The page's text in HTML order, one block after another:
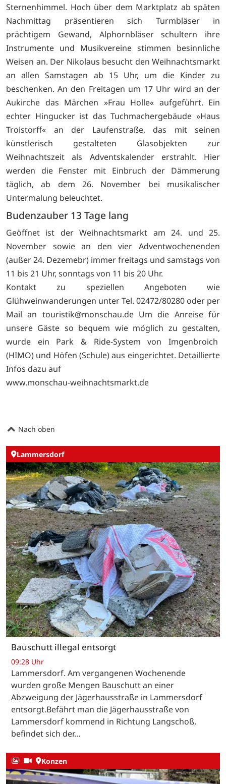
Sternenhimmel. Hoch über dem Marktplatz ab späten
Nachmittag präsentieren sich Turmbläser in
prächtigem Gewand, Alphornbläser schultern ihre
Instrumente und Musikvereine stimmen besinnliche
Weisen an. Der Nikolaus besucht den Weihnachtsmarkt
an allen Samstagen ab 15 Uhr, um die Kinder zu
beschenken. An den Freitagen um 17 Uhr wird an der
Aukirche das Märchen »Frau Holle« aufgeführt. Ein
echter Hingucker ist das Tuchmachergebäude »Haus
Troistorff« an der Laufenstraße, das mit seinen
künstlerisch gestalteten Glasobjekten zur
Weihnachtszeit als Adventskalender erstrahlt. Hier
werden die Fenster mit Einbruch der Dämmerung
täglich, ab dem 26. November bei musikalischer
Untermalung beleuchtet.
Budenzauber 13 Tage lang
Geöffnet ist der Weihnachtsmarkt am 24. und 25.
November sowie an den vier Adventwochenenden
(außer 24. Dezemebr) immer freitags und samstags von
11 bis 21 Uhr, sonntags von 11 bis 20 Uhr.
Kontakt zu speziellen Angeboten wie
Glühweinwanderungen unter Tel. 02472/80280 oder per
Mail an touristik@monschau.de Um die Anreise für
unsere Gäste so bequem wie möglich zu gestalten,
wurde ein Park & Ride-System von Imgenbroich
(HIMO) und Höfen (Schule) aus eingerichtet. Detaillierte
Infos dazu auf
www.monschau-weihnachtsmarkt.de
Nach oben
Lammersdorf
Bauschutt illegal entsorgt
09:28 Uhr
Lammersdorf. Am vergangenen Wochenende
wurden große Mengen Bauschutt an einer
Abzweigung der Jägerhausstraße in Lammersdorf
entsorgt.Befährt man die Jägerhausstraße von
Lammersdorf kommend in Richtung Langschoß,
befindet sich der…
Konzen